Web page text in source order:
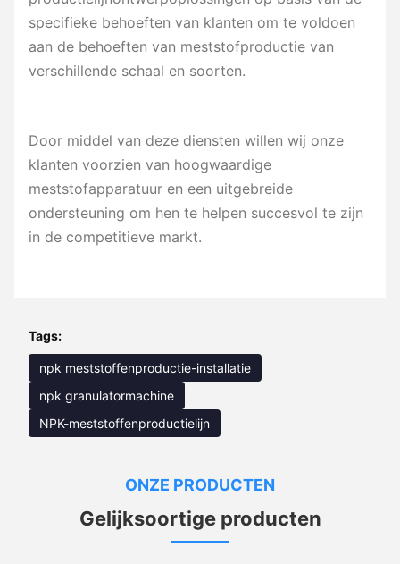
specifieke behoeften van klanten om te voldoen
aan de behoeften van meststofproductie van
verschillende schaal en soorten.
Door middel van deze diensten willen wij onze
klanten voorzien van hoogwaardige
meststofapparatuur en een uitgebreide
ondersteuning om hen te helpen succesvol te zijn
in de competitieve markt.
Tags:
npk meststoffenproductie-installatie
npk granulatormachine
NPK-meststoffenproductielijn
ONZE PRODUCTEN
Gelijksoortige producten